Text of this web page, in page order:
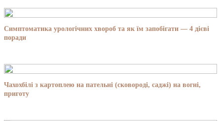
Симптоматика урологічних хвороб та як їм запобігати — 4 дієві
поради
Чахохбілі з картоплею на пательні (сковороді, саджі) на вогні,
приготу